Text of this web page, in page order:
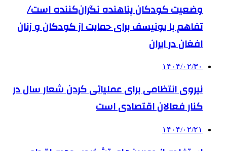
وضعیت کودکان پناهنده نگران‌کننده است/
تفاهم با یونیسف برای حمایت از کودکان و زنان
افغان در ایران
۱۴۰۴/۰۲/۳۰
نیروی انتظامی برای عملیاتی کردن شعار سال در
کنار فعالان اقتصادی است
۱۴۰۴/۰۲/۲۱